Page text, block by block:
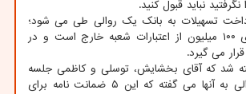
نباید قبول کنید.
تسهیلات به بانک یک روالی طی می شود؛
اصولاً تسهیلات بالای ۱۰۰ میلیون از اعتبارات شعبه خارج است و در
می گیرد.
شد که آقای بخشایش، توسلی و کاظمی جلسه
می گذاشتند و غندالی به آنها می گفته که این ۵ ضمانت نامه برای